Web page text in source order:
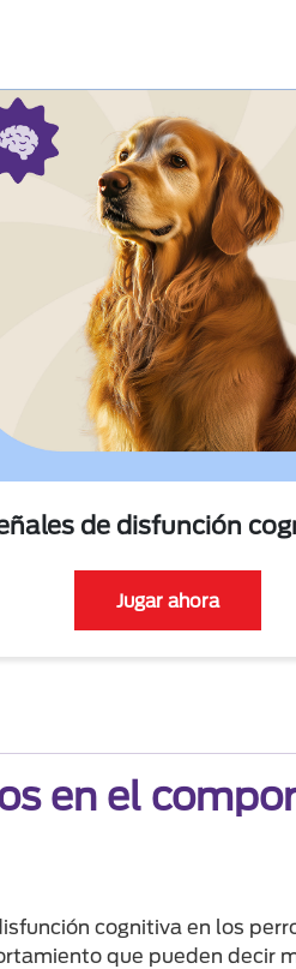
de disfunción
Jugar ahora
en el
cognitiva en los
que pueden decir